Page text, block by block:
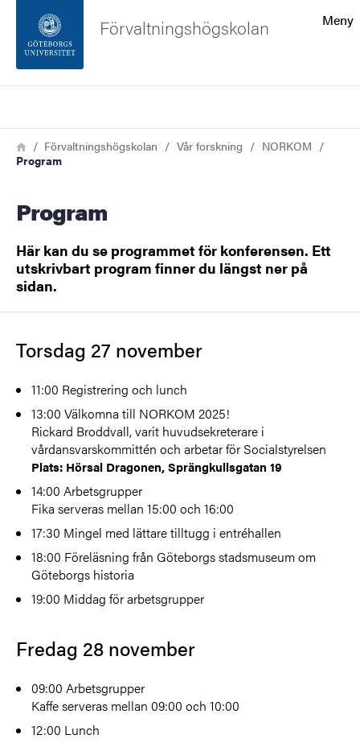
Sidfoten
Om webbplatsen
Meny
Förvaltningshögskolan
Länkstig
HemFörvaltningshögskolan Vår forskning
NORKOM
Program
Program
Här kan du se programmet för konferensen. Ett
utskrivbart program finner du längst ner på
sidan.
Torsdag 27 november
11:00 Registrering och lunch
13:00 Välkomna till NORKOM 2025!
Rickard Broddvall, varit huvudsekreterare i
vårdansvarskommittén och arbetar för Socialstyrelsen
Plats: Hörsal Dragonen, Sprängkullsgatan 19
14:00 Arbetsgrupper
Fika serveras mellan 15:00 och 16:00
17:30 Mingel med lättare tilltugg i entréhallen
18:00 Föreläsning från Göteborgs stadsmuseum om
Göteborgs historia
19:00 Middag för arbetsgrupper
Fredag 28 november
09:00 Arbetsgrupper
Kaffe serveras mellan 09:00 och 10:00
12:00 Lunch